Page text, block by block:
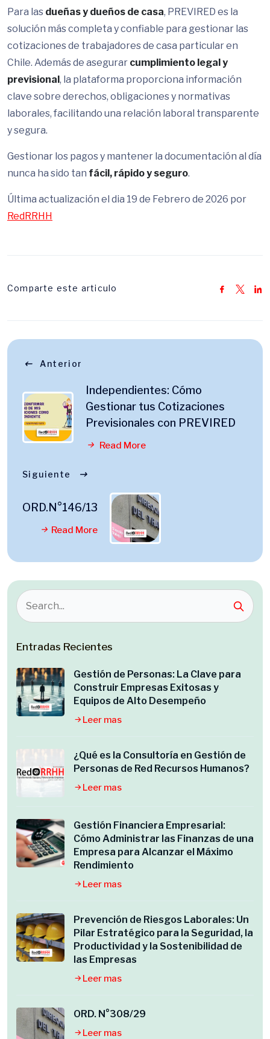
Para las dueñas y dueños de casa, PREVIRED es la
solución más completa y confiable para gestionar las
cotizaciones de trabajadores de casa particular en
Chile. Además de asegurar cumplimiento legal y
previsional, la plataforma proporciona información
clave sobre derechos, obligaciones y normativas
laborales, facilitando una relación laboral transparente
y segura.
Gestionar los pagos y mantener la documentación al día
nunca ha sido tan fácil, rápido y seguro.
Última actualización el dia 19 de Febrero de 2026 por
RedRRHH
Comparte este articulo
Anterior
Independientes: Cómo
Gestionar tus Cotizaciones
Previsionales con PREVIRED
Read More
Siguiente
ORD.N°146/13
Read More
Entradas Recientes
Gestión de Personas: La Clave para
Construir Empresas Exitosas y
Equipos de Alto Desempeño
Leer mas
¿Qué es la Consultoría en Gestión de
Personas de Red Recursos Humanos?
Leer mas
Gestión Financiera Empresarial:
Cómo Administrar las Finanzas de una
Empresa para Alcanzar el Máximo
Rendimiento
Leer mas
Prevención de Riesgos Laborales: Un
Pilar Estratégico para la Seguridad, la
Productividad y la Sostenibilidad de
las Empresas
Leer mas
ORD. N°308/29
Leer mas